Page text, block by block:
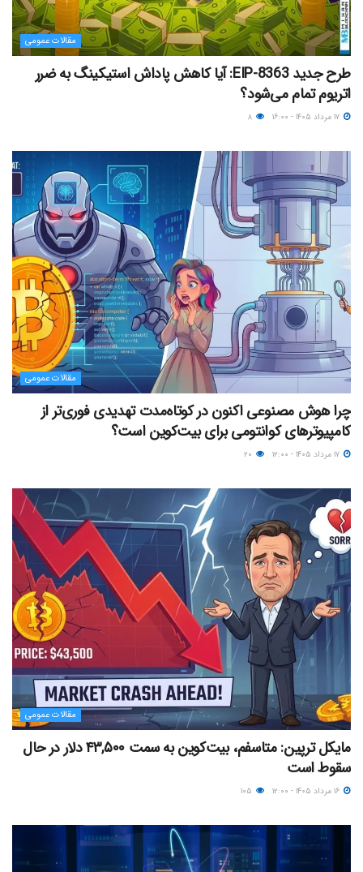
مقالات عمومی
طرح جدید EIP-8363: آیا کاهش پاداش استیکینگ به ضرر
اتریوم تمام می‌شود؟
مقالات عمومی
چرا هوش مصنوعی اکنون در کوتاه‌مدت تهدیدی فوری‌تر از
کامپیوترهای کوانتومی برای بیت‌کوین است؟
مقالات عمومی
مایکل ترپین: متاسفم، بیت‌کوین به سمت ۴۳,۵۰۰ دلار در حال
سقوط است